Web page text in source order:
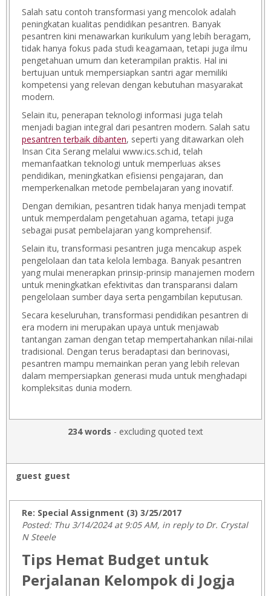
Salah satu contoh transformasi yang mencolok adalah
peningkatan kualitas pendidikan pesantren. Banyak
pesantren kini menawarkan kurikulum yang lebih beragam,
tidak hanya fokus pada studi keagamaan, tetapi juga ilmu
pengetahuan umum dan keterampilan praktis. Hal ini
bertujuan untuk mempersiapkan santri agar memiliki
kompetensi yang relevan dengan kebutuhan masyarakat
modern.
Selain itu, penerapan teknologi informasi juga telah
menjadi bagian integral dari pesantren modern. Salah satu
pesantren terbaik dibanten, seperti yang ditawarkan oleh
Insan Cita Serang melalui www.ics.sch.id, telah
memanfaatkan teknologi untuk memperluas akses
pendidikan, meningkatkan efisiensi pengajaran, dan
memperkenalkan metode pembelajaran yang inovatif.
Dengan demikian, pesantren tidak hanya menjadi tempat
untuk memperdalam pengetahuan agama, tetapi juga
sebagai pusat pembelajaran yang komprehensif.
Selain itu, transformasi pesantren juga mencakup aspek
pengelolaan dan tata kelola lembaga. Banyak pesantren
yang mulai menerapkan prinsip-prinsip manajemen modern
untuk meningkatkan efektivitas dan transparansi dalam
pengelolaan sumber daya serta pengambilan keputusan.
Secara keseluruhan, transformasi pendidikan pesantren di
era modern ini merupakan upaya untuk menjawab
tantangan zaman dengan tetap mempertahankan nilai-nilai
tradisional. Dengan terus beradaptasi dan berinovasi,
pesantren mampu memainkan peran yang lebih relevan
dalam mempersiapkan generasi muda untuk menghadapi
kompleksitas dunia modern.
234 words - excluding quoted text
guest guest
Re: Special Assignment (3) 3/25/2017
Posted: Thu 3/14/2024 at 9:05 AM, in reply to Dr. Crystal
N Steele
Tips Hemat Budget untuk
Perjalanan Kelompok di Jogja